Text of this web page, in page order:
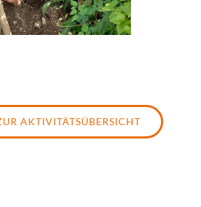
AKTIVITÄTSÜBERSICHT